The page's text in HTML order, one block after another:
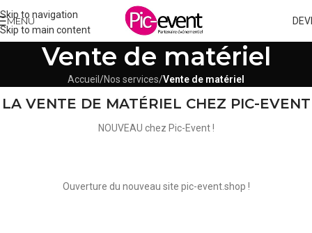
Skip to navigation
Skip to main content
MENU
Vente de matériel
Accueil /Nos services/Vente de matériel
LA VENTE DE MATÉRIEL CHEZ PIC-EVENT
NOUVEAU chez Pic-Event !
Ouverture du nouveau site pic-event.shop !